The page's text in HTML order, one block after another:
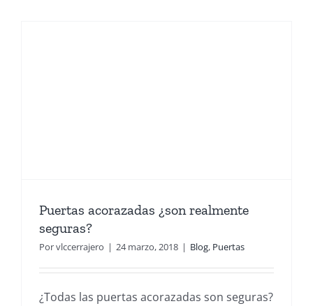
Puertas acorazadas ¿son realmente
seguras?
Porvlccerrajero | 24 marzo, 2018 | Blog, Puertas
¿Todas las puertas acorazadas son seguras?